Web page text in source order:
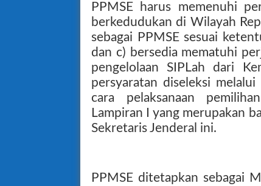
PPMSE harus memenuhi
berkedudukan di Wilayah
sebagai PPMSE sesuai
dan c) bersedia mematuhi
pengelolaan SIPLah dari
persyaratan diseleksi
cara pelaksanaan
Lampiran I yang merupakan
Sekretaris Jenderal ini.
PPMSE ditetapkan sebagai